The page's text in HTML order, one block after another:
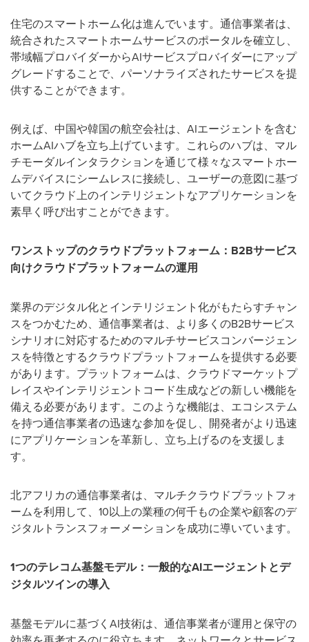
住宅のスマートホーム化は進んでいます。通信事業者は、
統合されたスマートホームサービスのポータルを確立し、
帯域幅プロバイダーからAIサービスプロバイダーにアップ
グレードすることで、パーソナライズされたサービスを提
供することができます。
例えば、中国や韓国の航空会社は、AIエージェントを含む
ホームAIハブを立ち上げています。これらのハブは、マル
チモーダルインタラクションを通じて様々なスマートホー
ムデバイスにシームレスに接続し、ユーザーの意図に基づ
いてクラウド上のインテリジェントなアプリケーションを
素早く呼び出すことができます。
ワンストップのクラウドプラットフォーム： B2Bサービス
向けクラウドプラットフォームの運用
業界のデジタル化とインテリジェント化がもたらすチャン
スをつかむため、通信事業者は、より多くのB2Bサービス
シナリオに対応するためのマルチサービスコンバージェン
スを特徴とするクラウドプラットフォームを提供する必要
があります。プラットフォームは、クラウドマーケットプ
レイスやインテリジェントコード生成などの新しい機能を
備える必要があります。このような機能は、エコシステム
を持つ通信事業者の迅速な参加を促し、開発者がより迅速
にアプリケーションを革新し、立ち上げるのを支援しま
す。
北アフリカの通信事業者は、マルチクラウドプラットフォ
ームを利用して、10以上の業種の何千もの企業や顧客のデ
ジタルトランスフォーメーションを成功に導いています。
1つのテレコム基盤モデル：一般的なAIエージェントとデ
ジタルツインの導入
基盤モデルに基づくAI技術は、通信事業者が運用と保守の